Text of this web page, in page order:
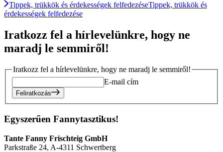
Tippek, trükkök és érdekességek felfedezéseTippek, trükkök és
érdekességek felfedezése
Iratkozz fel a hírlevelünkre, hogy ne
maradj le semmiről!
Iratkozz fel a hírlevelünkre, hogy ne maradj le semmiről!
E-mail cím
Feliratkozás
Egyszerűen Fannytasztikus!
Tante Fanny Frischteig GmbH
Parkstraße 24, A-4311 Schwertberg